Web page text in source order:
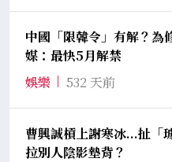
中國「限韓令」有解？為
媒：最快5月解禁
娛樂
532 天前
曹興誠槓上謝寒冰...扯「
拉別人陰影墊背？